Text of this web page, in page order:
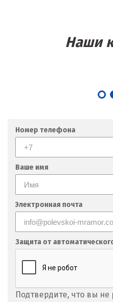
Наши
Номер телефона
Ваше имя
Электронная почта
Защита от
Подтвердите, что вы не